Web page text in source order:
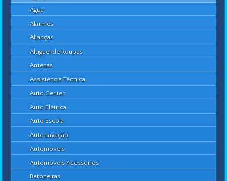
Água
Alarmes
Alianças
Aluguel de Roupas
Antenas
Assistência Técnica
Auto Center
Auto Elétrica
Auto Escola
Auto Lavação
Automóveis
Automóveis Acessórios
Betoneiras